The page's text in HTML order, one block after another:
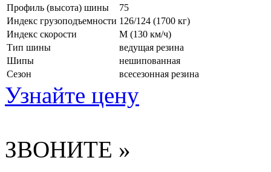
Профиль (высота) шины
75
Индекс грузоподъемности 126/124 (1700 кг)
Индекс скорости
M (130 км/ч)
Тип шины
ведущая резина
Шипы
нешипованная
Сезон
всесезонная резина
Узнайте цену
ЗВОНИТЕ »